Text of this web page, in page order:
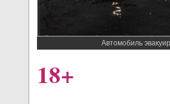
Автомобиль
18+